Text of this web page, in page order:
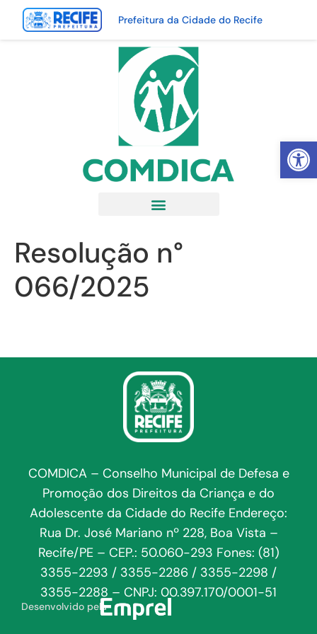
Abrir
Prefeitura da Cidade do Recife
Resolução n°
066/2025
COMDICA – Conselho Municipal de Defesa e
Promoção dos Direitos da Criança e do
Adolescente da Cidade do Recife Endereço:
Rua Dr. José Mariano nº 228, Boa Vista –
Recife/PE – CEP.: 50.060-293 Fones: (81)
3355-2293 / 3355-2286 / 3355-2298 /
3355-2288 – CNPJ: 00.397.170/0001-51
Desenvolvido pela